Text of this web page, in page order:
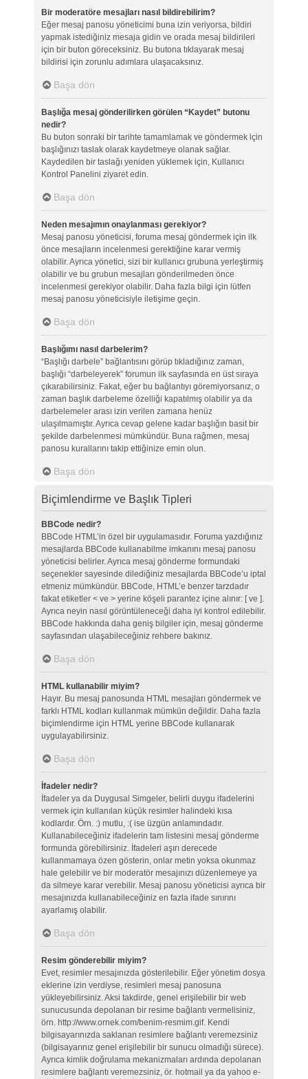
Bir moderatöre mesajları nasıl bildirebilirim?
Eğer mesaj panosu yöneticimi buna izin veriyorsa, bildiri
yapmak istediğiniz mesaja gidin ve orada mesaj bildirileri
için bir buton göreceksiniz. Bu butona tıklayarak mesaj
bildirisi için zorunlu adımlara ulaşacaksınız.
Başa dön
Başlığa mesaj gönderilirken görülen “Kaydet” butonu
nedir?
Bu buton sonraki bir tarihte tamamlamak ve göndermek için
başlığınızı taslak olarak kaydetmeye olanak sağlar.
Kaydedilen bir taslağı yeniden yüklemek için, Kullanıcı
Kontrol Panelini ziyaret edin.
Başa dön
Neden mesajımın onaylanması gerekiyor?
Mesaj panosu yöneticisi, foruma mesaj göndermek için ilk
önce mesajların incelenmesi gerektiğine karar vermiş
olabilir. Ayrıca yönetici, sizi bir kullanıcı grubuna yerleştirmiş
olabilir ve bu grubun mesajları gönderilmeden önce
incelenmesi gerekiyor olabilir. Daha fazla bilgi için lütfen
mesaj panosu yöneticisiyle iletişime geçin.
Başa dön
Başlığımı nasıl darbelerim?
“Başlığı darbele” bağlantısını görüp tıkladığınız zaman,
başlığı “darbeleyerek” forumun ilk sayfasında en üst sıraya
çıkarabilirsiniz. Fakat, eğer bu bağlantıyı göremiyorsanız, o
zaman başlık darbeleme özelliği kapatılmış olabilir ya da
darbelemeler arası izin verilen zamana henüz
ulaşılmamıştır. Ayrıca cevap gelene kadar başlığın basit bir
şekilde darbelenmesi mümkündür. Buna rağmen, mesaj
panosu kurallarını takip ettiğinize emin olun.
Başa dön
Biçimlendirme ve Başlık Tipleri
BBCode nedir?
BBCode HTML’in özel bir uygulamasıdır. Foruma yazdığınız
mesajlarda BBCode kullanabilme imkanını mesaj panosu
yöneticisi belirler. Ayrıca mesaj gönderme formundaki
seçenekler sayesinde dilediğiniz mesajlarda BBCode’u iptal
etmeniz mümkündür. BBCode, HTML’e benzer tarzdadır
fakat etiketler < ve > yerine köşeli parantez içine alınır: [ ve ].
Ayrıca neyin nasıl görüntüleneceği daha iyi kontrol edilebilir.
BBCode hakkında daha geniş bilgiler için, mesaj gönderme
sayfasından ulaşabileceğiniz rehbere bakınız.
Başa dön
HTML kullanabilir miyim?
Hayır. Bu mesaj panosunda HTML mesajları göndermek ve
farklı HTML kodları kullanmak mümkün değildir. Daha fazla
biçimlendirme için HTML yerine BBCode kullanarak
uygulayabilirsiniz.
Başa dön
İfadeler nedir?
İfadeler ya da Duygusal Simgeler, belirli duygu ifadelerini
vermek için kullanılan küçük resimler halindeki kısa
kodlardır. Örn. :) mutlu, :( ise üzgün anlamındadır.
Kullanabileceğiniz ifadelerin tam listesini mesaj gönderme
formunda görebilirsiniz. İfadeleri aşırı derecede
kullanmamaya özen gösterin, onlar metin yoksa okunmaz
hale gelebilir ve bir moderatör mesajınızı düzenlemeye ya
da silmeye karar verebilir. Mesaj panosu yöneticisi ayrıca bir
mesajınızda kullanabileceğiniz en fazla ifade sınırını
ayarlamış olabilir.
Başa dön
Resim gönderebilir miyim?
Evet, resimler mesajınızda gösterilebilir. Eğer yönetim dosya
eklerine izin verdiyse, resimleri mesaj panosuna
yükleyebilirsiniz. Aksi takdirde, genel erişilebilir bir web
sunucusunda depolanan bir resime bağlantı vermelisiniz,
örn. http://www.ornek.com/benim-resmim.gif. Kendi
bilgisayarınızda saklanan resimlere bağlantı veremezsiniz
(bilgisayarınız genel erişilebilir bir sunucu olmadığı sürece).
Ayrıca kimlik doğrulama mekanizmaları ardında depolanan
resimlere bağlantı veremezsiniz, ör. hotmail ya da yahoo e-